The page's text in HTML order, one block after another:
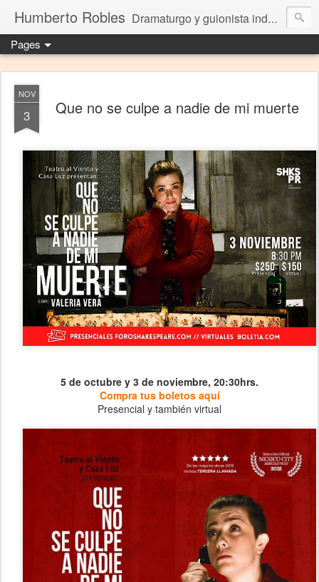
Humberto Robles Dramaturgo y guionista independiente
Pages
NOV
3 Que no se culpe a nadie de mi muerte
5 de octubre y 3 de noviembre, 20:30hrs.
Compra tus boletos aquí
Presencial y también virtual